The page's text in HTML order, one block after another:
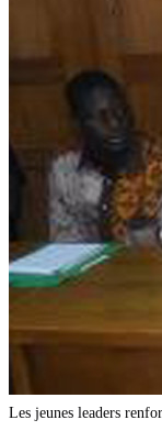
Les jeunes